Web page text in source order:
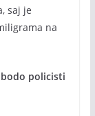
saj je
na
policisti